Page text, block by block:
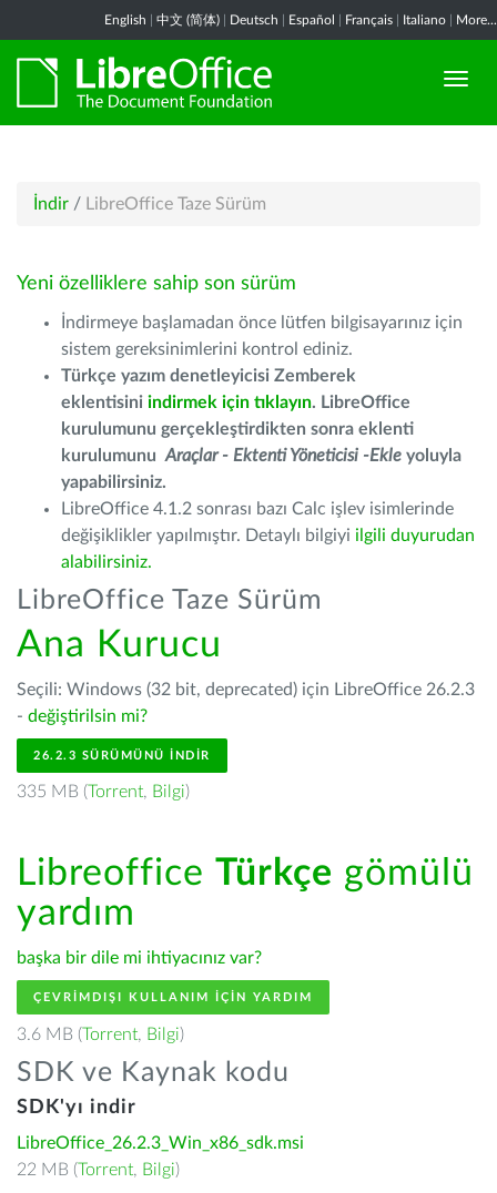
English 中文 (简体) Deutsch Español Français Italiano More...
İndir / LibreOffice Taze Sürüm
Yeni özelliklere sahip son sürüm
İndirmeye başlamadan önce lütfen bilgisayarınız için
sistem gereksinimlerini kontrol ediniz.
Türkçe yazım denetleyicisi Zemberek
eklentisini indirmek için tıklayın. LibreOffice
kurulumunu gerçekleştirdikten sonra eklenti
kurulumunu Araçlar - Ektenti Yöneticisi -Ekle yoluyla
yapabilirsiniz.
LibreOffice 4.1.2 sonrası bazı Calc işlev isimlerinde
değişiklikler yapılmıştır. Detaylı bilgiyi ilgili duyurudan
alabilirsiniz.
LibreOffice Taze Sürüm
Ana Kurucu
Seçili: Windows (32 bit, deprecated) için LibreOffice 26.2.3
- değiştirilsin mi?
26.2.3 SÜRÜMÜNÜ İNDIR
335 MB (Torrent, Bilgi)
Libreoffice Türkçe gömülü
yardım
başka bir dile mi ihtiyacınız var?
ÇEVRIMDIŞI KULLANIM IÇIN YARDIM
3.6 MB (Torrent, Bilgi)
SDK ve Kaynak kodu
SDK'yı indir
LibreOffice_26.2.3_Win_x86_sdk.msi
22 MB (Torrent, Bilgi)